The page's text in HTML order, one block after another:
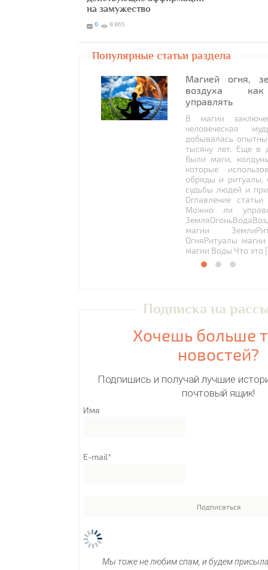
на замужество
0 8 865
Популярные статьи раздела
Магией огня,
воздуха
управлять
В магии
человеческая
добывалась
тысячу лет. Еще в
были маги,
которые
обряды и ритуалы,
судьбы людей и
Оглавление
Можно ли
магии
ОгняРитуалы
магии Воды Что это
Подписка на
Хочешь больше
новостей?
Подпишись и получай лучшие
почтовый ящик!
Имя
E-mail*
Мы тоже не любим спам, и будем